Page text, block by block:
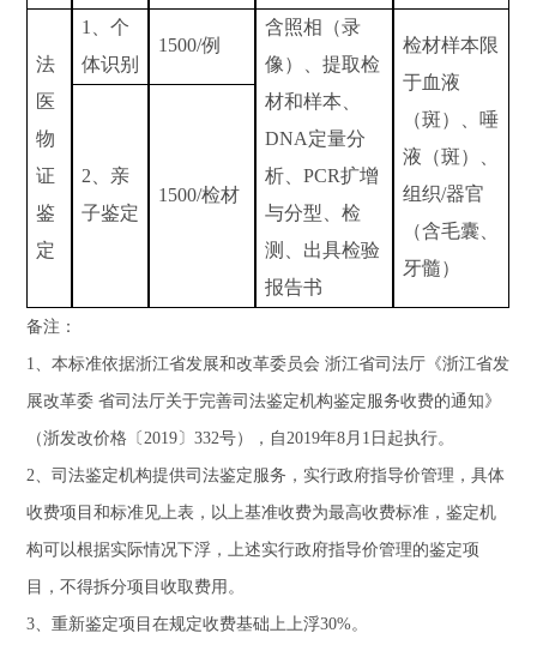
法
医
物
证
鉴
定
1
、个
体识别
1500/例
含照相（录
像）、提取检
材和样本、
DNA定量分
析、PCR扩增
与分型、检
测、出具检验
报告书
检材样本限
于血液
（斑）、唾
液（斑）、
组织/器官
（含毛囊、
牙髓）
2 、亲
子鉴定
1500/检材
备注：
1、本标准依据浙江省发展和改革委员会 浙江省司法厅 《浙江省发
展改革委 省司法厅关于完善司法鉴定机构鉴定服务收费的通知》
（浙发改价格〔2019 〕332号），自2019年8月 1 日起执行。
2、司法鉴定机构提供司法鉴定服务，实行政府指导价管理，具体
收费项目和标准见上表 ，以上基准收费为最高收费标准，鉴定机
构可以根据实际情况下浮，上述实行政府指导价管理的鉴定项
目，不得拆分项目收取费用。
3、重新鉴定项目在规定收费基础上上浮30%。